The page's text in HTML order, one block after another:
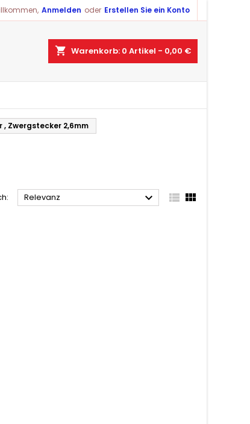
Anmelden oder Erstellen Sie ein Konto
shopping_cart Warenkorb: 0 Artikel - 0,00 €
, Zwergstecker 2,6mm
Relevanz   